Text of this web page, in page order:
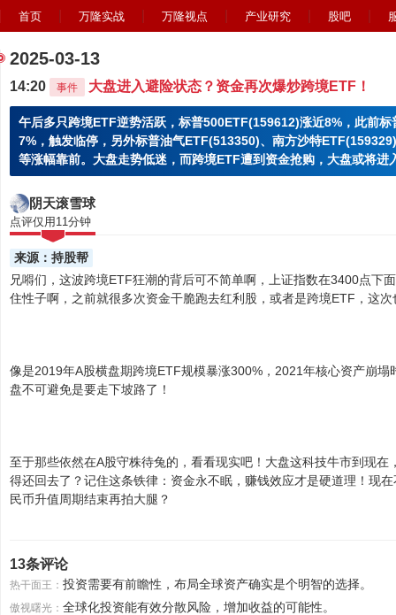
首页 万隆实战 万隆视点 产业研究 股吧
2025-03-13
14:20 事件 大盘进入避险状态？资金再次爆炒跨境ETF！
午后多只跨境ETF逆势活跃，标普500ETF(159612)涨近8%，此前
7%，触发临停，另外标普油气ETF(513350)、南方沙特
等涨幅靠前。大盘走势低迷，而跨境ETF遭到资金抢购，大盘或将进
阴天滚雪球
点评仅用11分钟
来源：持股帮
兄嘚们，这波跨境ETF狂潮的背后可不简单啊，上证指数在3400点下
住性子啊，之前就很多次资金干脆跑去红利股，或者是跨境ETF，这次
像是2019年A股横盘期跨境ETF规模暴涨300%，2021年核心资产崩
盘不可避免是要走下坡路了！
至于那些依然在A股守株待兔的，看看现实吧！大盘这科技牛市到现在
得还回去了？记住这条铁律：资金永不眠，赚钱效应才是硬道理！现
民币升值周期结束再拍大腿？
13条评论
热干面王： 投资需要有前瞻性，布局全球资产确实是个明智的选择。
傲视曙光： 全球化投资能有效分散风险，增加收益的可能性。